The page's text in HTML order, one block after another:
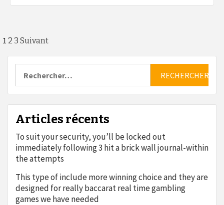
Pagination
des
publications
1 2 3 Suivant
Articles récents
To suit your security, you’ll be locked out
immediately following 3 hit a brick wall journal-within
the attempts
This type of include more winning choice and they are
designed for really baccarat real time gambling
games we have needed